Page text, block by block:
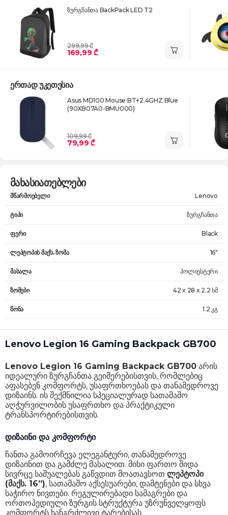
ზურგჩანთა BackPack LED T2
299,99 ₾
169,99 ₾
ერთად უკეთესია
Asus MD100 Mouse BT+2.4GHZ Blue
(90XB07A0-BMU000)
109,99 ₾
79,99 ₾
მახასიათებლები
მწარმოებელი Lenovo
ტიპი ზურგჩანთა
ფერი Black
ლეპტოპის მაქს. ზომა 16"
მასალა პოლიესტერი
ზომები 42 x 28 x 2.2 სმ
წონა 1.2 კგ
Lenovo Legion 16 Gaming Backpack GB700
Lenovo Legion 16 Gaming Backpack GB700 არის
იდეალური ზურგჩანთა გეიმერებისთვის, რომლებიც
აფასებენ კომფორტს, უსაფრთხოებას და თანამედროვე
დიზაინს. ის შექმნილია სპეციალურად სათამაშო
აღჭურვილობის უსაფრთხო და პრაქტიკული
ტრანსპორტირებისთვის.
დიზაინი და კომფორტი
ჩანთა გამოირჩევა ელეგანტური, თანამედროვე
დიზაინით და გამძლე მასალით. მისი ფართო შიდა
სივრცე საშუალებას გაწვდით მოათავსოთ ლეპტოპი
(მაქს. 16”), სათამაშო აქსესუარები, დამტენები და სხვა
საჭირო ნივთები. რეგულირებადი სამაგრები და
ორთოპედიული ზურგის სტრუქტურა უზრუნველყოფს
კომფორტს ხანგრძლივი ტარებისას.